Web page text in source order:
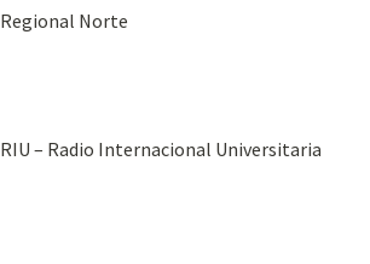
Regional Norte
RIU – Radio Internacional Universitaria